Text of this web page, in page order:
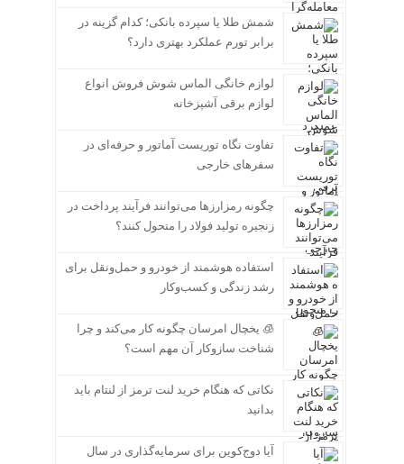
شمش طلا یا سپرده بانکی؛ کدام گزینه در
برابر تورم عملکرد بهتری دارد؟
لوازم خانگی الماس شوش فروش انواع
لوازم برقی آشپزخانه
تفاوت نگاه توریست آماتور و حرفه‌ای در
سفرهای خارجی
چگونه رمزارزها می‌توانند فرآیند پرداخت در
زنجیره تولید فولاد را متحول کنند؟
استفاده هوشمند از خودرو و حمل‌ونقل برای
رشد زندگی و کسب‌وکار
🧊 یخچال امرسان چگونه کار می‌کند و چرا
شناخت سازوکار آن مهم است؟
نکاتی که هنگام خرید لنت ترمز از لنتام باید
بدانید
آیا دوج‌کوین برای سرمایه‌گذاری در سال